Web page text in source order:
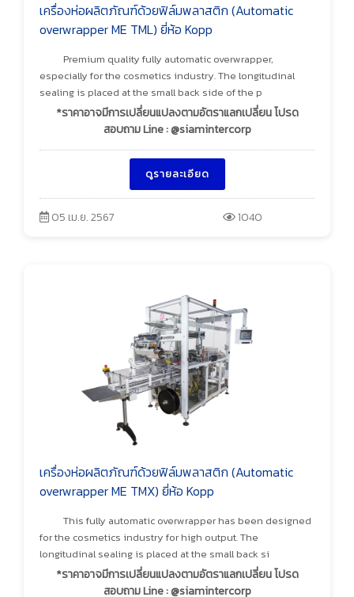
เครื่องห่อผลิตภัณฑ์ด้วยฟิล์มพลาสติก (Automatic
overwrapper ME TML) ยี่ห้อ Kopp
Premium quality fully automatic overwrapper,
especially for the cosmetics industry. The longitudinal
sealing is placed at the small back side of the p
*ราคาอาจมีการเปลี่ยนแปลงตามอัตราแลกเปลี่ยน โปรด
สอบถาม Line : @siamintercorp
ดูรายละเอียด
05 เม.ย. 2567 1040
เครื่องห่อผลิตภัณฑ์ด้วยฟิล์มพลาสติก (Automatic
overwrapper ME TMX) ยี่ห้อ Kopp
This fully automatic overwrapper has been designed
for the cosmetics industry for high output. The
longitudinal sealing is placed at the small back si
*ราคาอาจมีการเปลี่ยนแปลงตามอัตราแลกเปลี่ยน โปรด
สอบถาม Line : @siamintercorp